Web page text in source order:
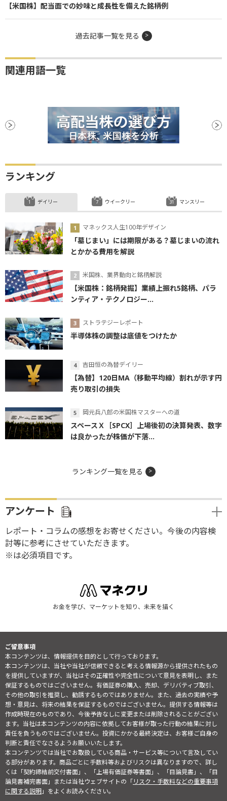
【米国株】配当面での妙味と成長性を備えた銘柄例
過去記事一覧を見る
関連用語一覧
ランキング
デイリー
マネックス人生100年デザイン
「墓じまい」には期限がある？墓じまいの流れ
とかかる費用を解説
米国株、業界動向と銘柄解説
【米国株：銘柄発掘】業績上振れ5銘柄、パラ
ンティア・テクノロジー...
ストラテジーレポート
半導体株の調整は底値をつけたか
吉田恒の為替デイリー
【為替】120日MA（移動平均線）割れが示す円
売り取引の損失
岡元兵八郎の米国株マスターへの道
スペースＸ［SPCX］上場後初の決算発表、数字
は良かったが株価が下落...
ウイークリー マンスリー
ランキング一覧を見る
アンケート
レポート・コラムの感想をお寄せください。今後の内容検
討等に参考にさせていただきます。
※は必須項目です。
お金を学び、マーケットを知り、未来を描く
ご留意事項
本コンテンツは、情報提供を目的として行っております。
本コンテンツは、当社や当社が信頼できると考える情報源から提供されたもの
を提供していますが、当社はその正確性や完全性について意見を表明し、また
保証するものではございません。有価証券の購入、売却、デリバティブ取引、
その他の取引を推奨し、勧誘するものではありません。また、過去の実績や予
想・意見は、将来の結果を保証するものではございません。提供する情報等は
作成時現在のものであり、今後予告なしに変更または削除されることがござい
ます。当社は本コンテンツの内容に依拠してお客様が取った行動の結果に対し
責任を負うものではございません。投資にかかる最終決定は、お客様ご自身の
判断と責任でなさるようお願いいたします。
本コンテンツでは当社でお取扱している商品・サービス等について言及してい
る部分があります。商品ごとに手数料等およびリスクは異なりますので、詳し
くは「契約締結前交付書面」、「上場有価証券等書面」、「目論見書」、「目
論見書補完書面」または当社ウェブサイトの「リスク・手数料などの重要事項
に関する説明」をよくお読みください。